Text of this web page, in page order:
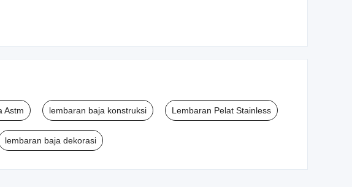
Steel Fabrikasi
Lembaran Logam
Steel Fabrikasi
Lembaran Logam
Astm lembaran baja konstruksi Lembaran Pelat Stainless
lembaran baja dekorasi